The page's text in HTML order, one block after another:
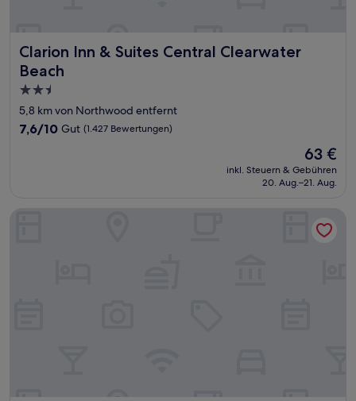
Clarion Inn & Suites Central Clearwater
Beach
Clarion Inn & Suites Central Clearwater Beach
2.5-
Sterne-
Unterkunft
5,8 km von Northwood entfernt
7.6
7,6/10 Gut (1.427 Bewertungen)
Der
Preis
beträgt
63 €
inkl. Steuern & Gebühren
20. Aug.–21. Aug.
Hilton Garden Inn Tampa Northwest/Oldsmar